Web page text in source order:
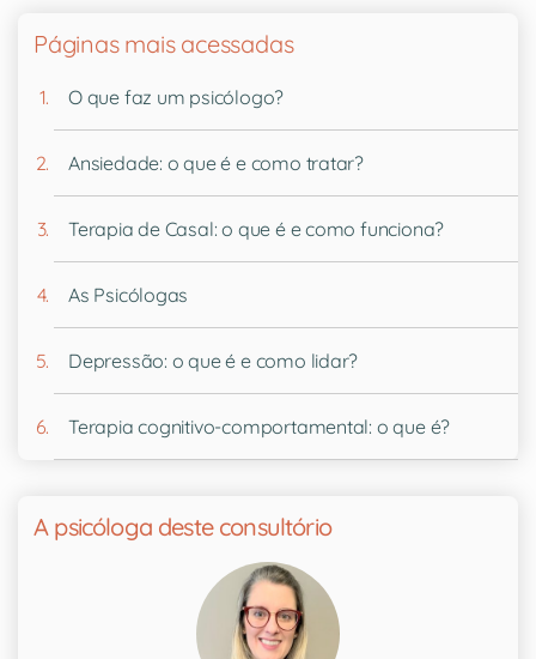
Páginas mais acessadas
O que faz um psicólogo?
Ansiedade: o que é e como tratar?
Terapia de Casal: o que é e como funciona?
As Psicólogas
Depressão: o que é e como lidar?
Terapia cognitivo-comportamental: o que é?
A psicóloga deste consultório